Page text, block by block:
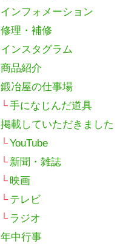
インフォメーション
修理・補修
インスタグラム
商品紹介
鍛冶屋の仕事場
手になじんだ道具
掲載していただきました
YouTube
新聞・雑誌
映画
テレビ
ラジオ
年中行事